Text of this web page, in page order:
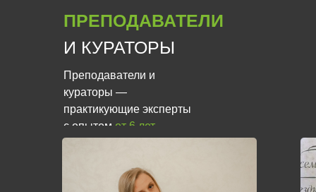
ПРЕПОДАВАТЕЛИ
И КУРАТОРЫ
Преподаватели и
кураторы —
практикующие эксперты
с опытом от 6 лет